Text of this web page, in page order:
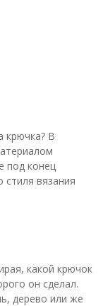
крючка? В
под конец
стиля вязания
какой крючок
он сделал.
дерево или же